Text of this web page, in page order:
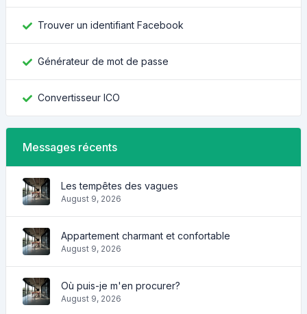
Trouver un identifiant Facebook
Générateur de mot de passe
Convertisseur ICO
Messages récents
Les tempêtes des vagues
August 9, 2026
Appartement charmant et confortable
August 9, 2026
Où puis-je m'en procurer?
August 9, 2026